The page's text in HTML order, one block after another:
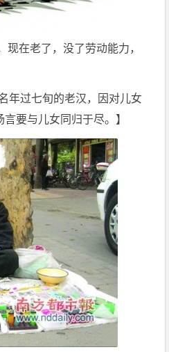
现在老了，没了劳动能力，
过七旬的老汉，因对儿女
言要与儿女同归于尽。】